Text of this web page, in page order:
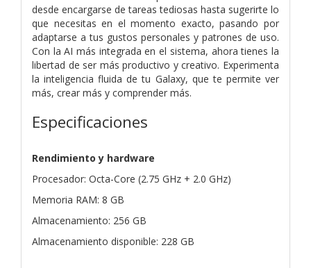
desde encargarse de tareas tediosas hasta sugerirte lo
que necesitas en el momento exacto, pasando por
adaptarse a tus gustos personales y patrones de uso.
Con la AI más integrada en el sistema, ahora tienes la
libertad de ser más productivo y creativo. Experimenta
la inteligencia fluida de tu Galaxy, que te permite ver
más, crear más y comprender más.
Especificaciones
Rendimiento y hardware
Procesador: Octa-Core (2.75 GHz + 2.0 GHz)
Memoria RAM: 8 GB
Almacenamiento: 256 GB
Almacenamiento disponible: 228 GB